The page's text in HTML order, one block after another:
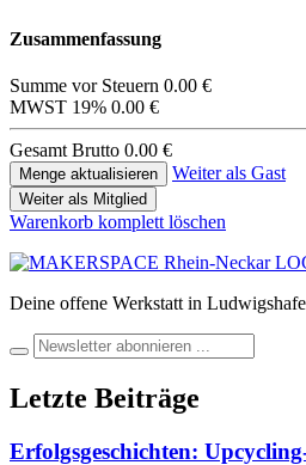
Zusammenfassung
Summe vor Steuern 0.00 €
MWST 19% 0.00 €
Gesamt Brutto 0.00 €
Weiter als Gast
Weiter als Mitglied
Warenkorb komplett löschen
Deine offene Werkstatt in
Letzte Beiträge
Erfolgsgeschichten: